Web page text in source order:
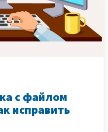
с файлом
исправить